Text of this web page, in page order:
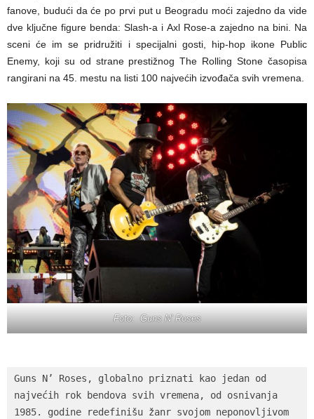
fanove, budući da će po prvi put u Beogradu moći zajedno da vide
dve ključne figure benda: Slash-a i Axl Rose-a zajedno na bini. Na
sceni će im se pridružiti i specijalni gosti, hip-hop ikone Public
Enemy, koji su od strane prestižnog The Rolling Stone časopisa
rangirani na 45. mestu na listi 100 najvećih izvođača svih vremena.
Foto: Guns N’ Roses
Guns N’ Roses, globalno priznati kao jedan od
najvećih rok bendova svih vremena, od osnivanja
1985. godine redefinišu žanr svojom neponovljivom